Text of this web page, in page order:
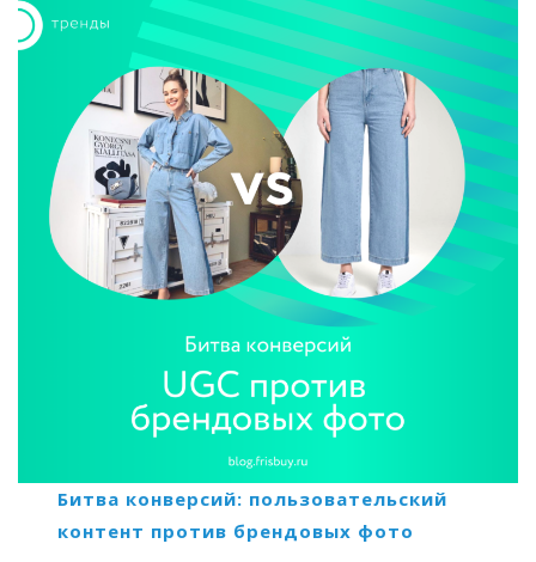
Битва конверсий: пользовательский
контент против брендовых фото